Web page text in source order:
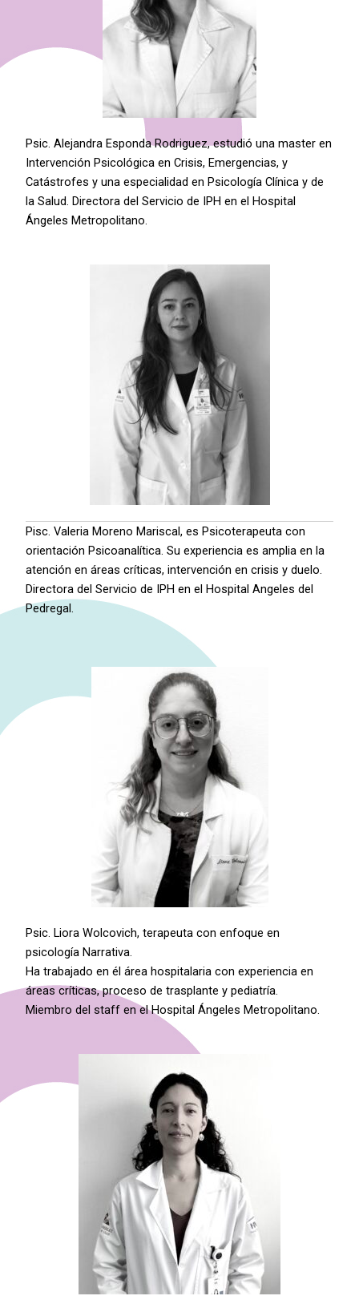
Psic. Alejandra Esponda Rodriguez, estudió una master en
Intervención Psicológica en Crisis, Emergencias, y
Catástrofes y una especialidad en Psicología Clínica y de
la Salud. Directora del Servicio de IPH en el Hospital
Ángeles Metropolitano.
Pisc. Valeria Moreno Mariscal, es Psicoterapeuta con
orientación Psicoanalítica. Su experiencia es amplia en la
atención en áreas críticas, intervención en crisis y duelo.
Directora del Servicio de IPH en el Hospital Angeles del
Pedregal.
Psic. Liora Wolcovich, terapeuta con enfoque en
psicología Narrativa.
Ha trabajado en él área hospitalaria con experiencia en
áreas críticas, proceso de trasplante y pediatría.
Miembro del staff en el Hospital Ángeles Metropolitano.